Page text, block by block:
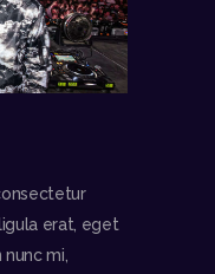
erat, eget
mi,